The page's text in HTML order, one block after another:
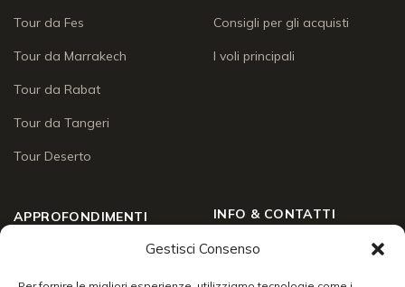
Gestisci Consenso
Tour da Fes
Tour da Marrakech
Tour da Rabat
Tour da Tangeri
Tour Deserto
Consigli per gli acquisti
I voli principali
APPROFONDIMENTI INFO & CONTATTI
Chi siamo
Social Wall